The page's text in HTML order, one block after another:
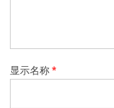
显示名称*